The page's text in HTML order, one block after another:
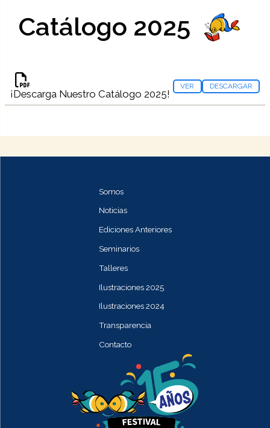
Catálogo 2025
¡Descarga Nuestro Catálogo 2025!
VER DESCARGAR
Somos
Noticias
Ediciones Anteriores
Seminarios
Talleres
Ilustraciones 2025
Ilustraciones 2024
Transparencia
Contacto